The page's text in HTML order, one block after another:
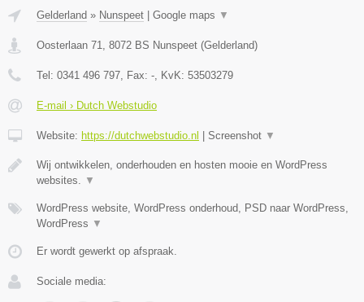
Gelderland » Nunspeet Google maps ▼
Oosterlaan 71, 8072 BS Nunspeet (Gelderland)
Tel: 0341 496 797, Fax: -, KvK: 53503279
E-mail › Dutch Webstudio
Website: https://dutchwebstudio.nl Screenshot ▼
Wij ontwikkelen, onderhouden en hosten mooie en WordPress
websites. ▼
WordPress website, WordPress onderhoud, PSD naar WordPress,
WordPress ▼
Er wordt gewerkt op afspraak.
Sociale media: